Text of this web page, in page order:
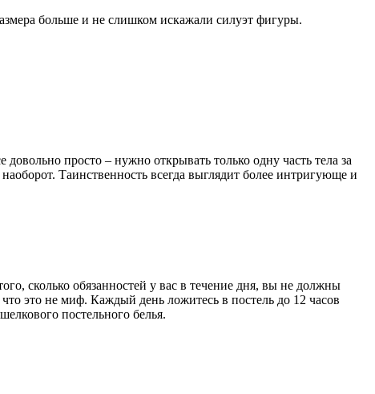
больше и не слишком искажали силуэт фигуры.
просто – нужно открывать только одну часть тела за
Таинственность всегда выглядит более интригующе и
сколько обязанностей у вас в течение дня, вы не должны
это не миф. Каждый день ложитесь в постель до 12 часов
постельного белья.